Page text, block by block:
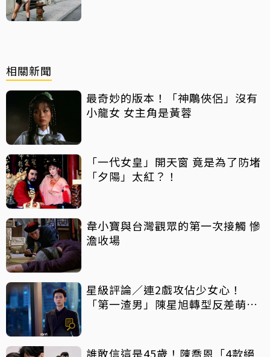
相關新聞
最奇妙的版本！「神鵰俠侶」沒有
小龍女 女主角是黃蓉
「一代女皇」開天窗 竟是為了防堵
「夕陽」太紅？！
韋小寶與台灣觀眾的第一次接觸 慘
澹收場
星級評論／連2戲攻佔少女心！
「第一渣男」陳星旭轉型反差萌霸
誰敢信這是45歲！陳喬恩「4款絕